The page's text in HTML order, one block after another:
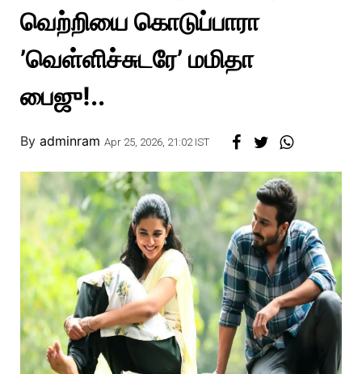
Reviews
Photos
Story
வெற்றியை கொடுப்பாரா
’வெள்ளிச்சுடரே’ மமிதா
பைஜு!..
By adminram Apr 25, 2026, 21:02 IST